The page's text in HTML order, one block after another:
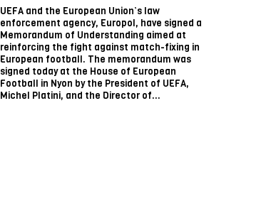
UEFA and the European Union’s law
enforcement agency, Europol, have signed a
Memorandum of Understanding aimed at
reinforcing the fight against match-fixing in
European football. The memorandum was
signed today at the House of European
Football in Nyon by the President of UEFA,
Michel Platini, and the Director of...